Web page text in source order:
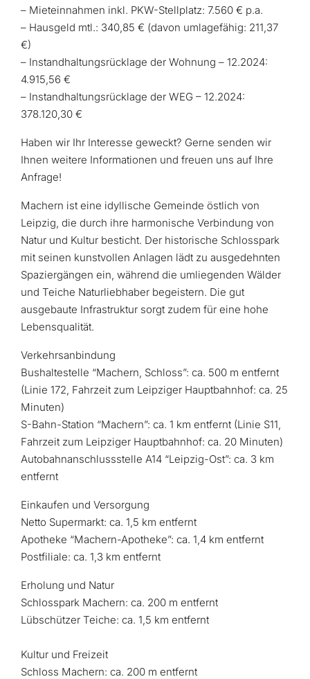
– Mieteinnahmen inkl. PKW-Stellplatz: 7.560 € p.a.
– Hausgeld mtl.: 340,85 € (davon umlagefähig: 211,37
€)
– Instandhaltungsrücklage der Wohnung – 12.2024:
4.915,56 €
– Instandhaltungsrücklage der WEG – 12.2024:
378.120,30 €
Haben wir Ihr Interesse geweckt? Gerne senden wir
Ihnen weitere Informationen und freuen uns auf Ihre
Anfrage!
Machern ist eine idyllische Gemeinde östlich von
Leipzig, die durch ihre harmonische Verbindung von
Natur und Kultur besticht. Der historische Schlosspark
mit seinen kunstvollen Anlagen lädt zu ausgedehnten
Spaziergängen ein, während die umliegenden Wälder
und Teiche Naturliebhaber begeistern. Die gut
ausgebaute Infrastruktur sorgt zudem für eine hohe
Lebensqualität.​
Verkehrsanbindung
Bushaltestelle “Machern, Schloss”: ca. 500 m entfernt
(Linie 172, Fahrzeit zum Leipziger Hauptbahnhof: ca. 25
Minuten)​
S-Bahn-Station “Machern”: ca. 1 km entfernt (Linie S11,
Fahrzeit zum Leipziger Hauptbahnhof: ca. 20 Minuten)​
Autobahnanschlussstelle A14 “Leipzig-Ost”: ca. 3 km
entfernt​
Einkaufen und Versorgung
Netto Supermarkt: ca. 1,5 km entfernt​
Apotheke “Machern-Apotheke”: ca. 1,4 km entfernt​
Postfiliale: ca. 1,3 km entfernt​
Erholung und Natur
Schlosspark Machern: ca. 200 m entfernt​
Lübschützer Teiche: ca. 1,5 km entfernt
Kultur und Freizeit
Schloss Machern: ca. 200 m entfernt​